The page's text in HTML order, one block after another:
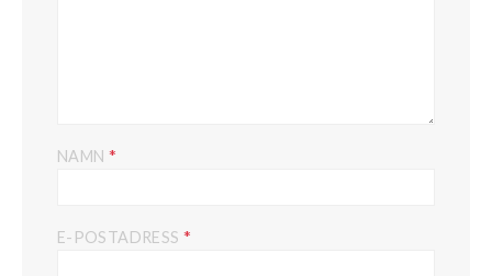
NAMN *
E-POSTADRESS *